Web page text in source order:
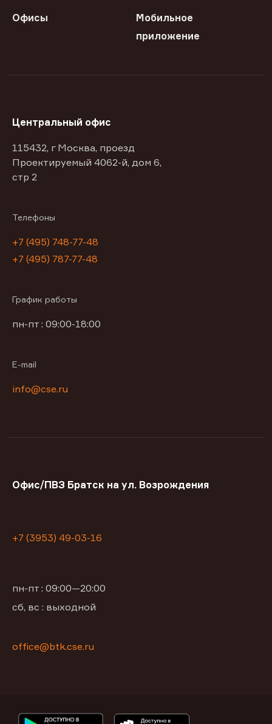
Офисы
Мобильное
приложение
Центральный офис
115432, г Москва, проезд
Проектируемый 4062-й, дом 6,
стр 2
Телефоны
+7 (495) 748-77-48
+7 (495) 787-77-48
График работы
пн-пт : 09:00-18:00
E-mail
info@cse.ru
Офис/ПВЗ Братск на ул. Возрождения
+7 (3953) 49-03-16
пн-пт : 09:00—20:00
сб, вс : выходной
office@btk.cse.ru